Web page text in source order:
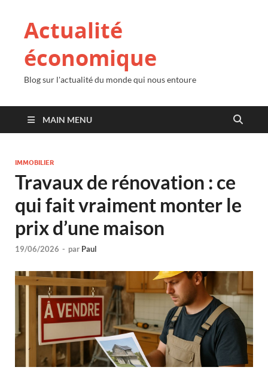
Actualité
économique
Blog sur l'actualité du monde qui nous entoure
MAIN MENU
IMMOBILIER
Travaux de rénovation : ce
qui fait vraiment monter le
prix d’une maison
19/06/2026 - par Paul